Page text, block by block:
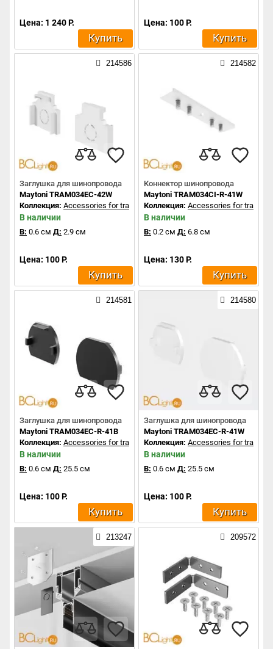
Цена: 1 240 Р.
Купить
Цена: 100 Р.
Купить
214586
Заглушка для шинопровода
Maytoni TRAM034EC-42W
Коллекция: Accessories for tracks Exility
В наличии
В: 0.6 см Д: 2.9 см
Цена: 100 Р.
Купить
214582
Коннектор шинопровода
Maytoni TRAM034CI-R-41W
Коллекция: Accessories for tracks
В наличии
В: 0.2 см Д: 6.8 см
Цена: 130 Р.
Купить
214581
Заглушка для шинопровода
Maytoni TRAM034EC-R-41B
Коллекция: Accessories for tracks Exility
В наличии
В: 0.6 см Д: 25.5 см
Цена: 100 Р.
Купить
214580
Заглушка для шинопровода
Maytoni TRAM034EC-R-41W
Коллекция: Accessories for tracks
В наличии
В: 0.6 см Д: 25.5 см
Цена: 100 Р.
Купить
213247 209572